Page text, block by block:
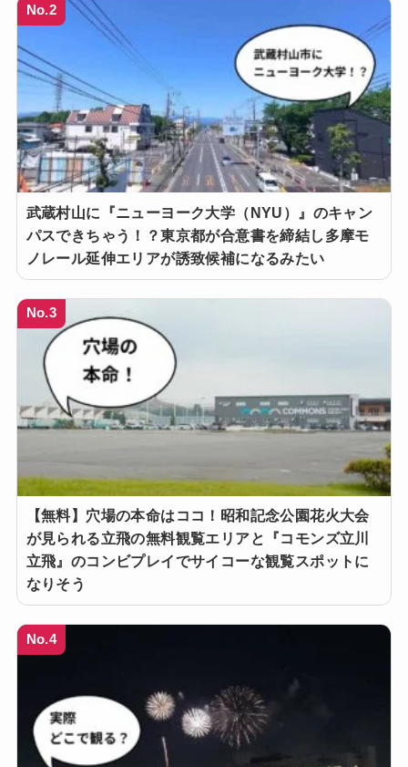
No.2
武蔵村山に『ニューヨーク大学（NYU）』のキャン
パスできちゃう！？東京都が合意書を締結し多摩モ
ノレール延伸エリアが誘致候補になるみたい
No.3
【無料】穴場の本命はココ！昭和記念公園花火大会
が見られる立飛の無料観覧エリアと『コモンズ立川
立飛』のコンビプレイでサイコーな観覧スポットに
なりそう
No.4